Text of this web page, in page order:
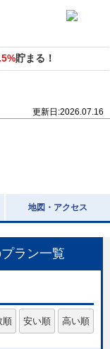
貯まる！
更新日:2026.07.16
地図・アクセス
ラン一覧
順 安い順 高い順